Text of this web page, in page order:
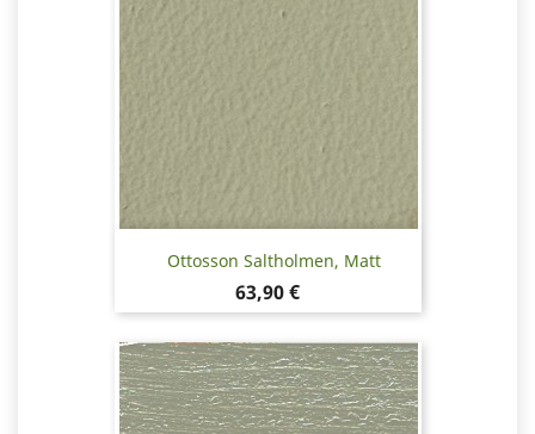
Ottosson Saltholmen, Matt
Pris
63,90 €